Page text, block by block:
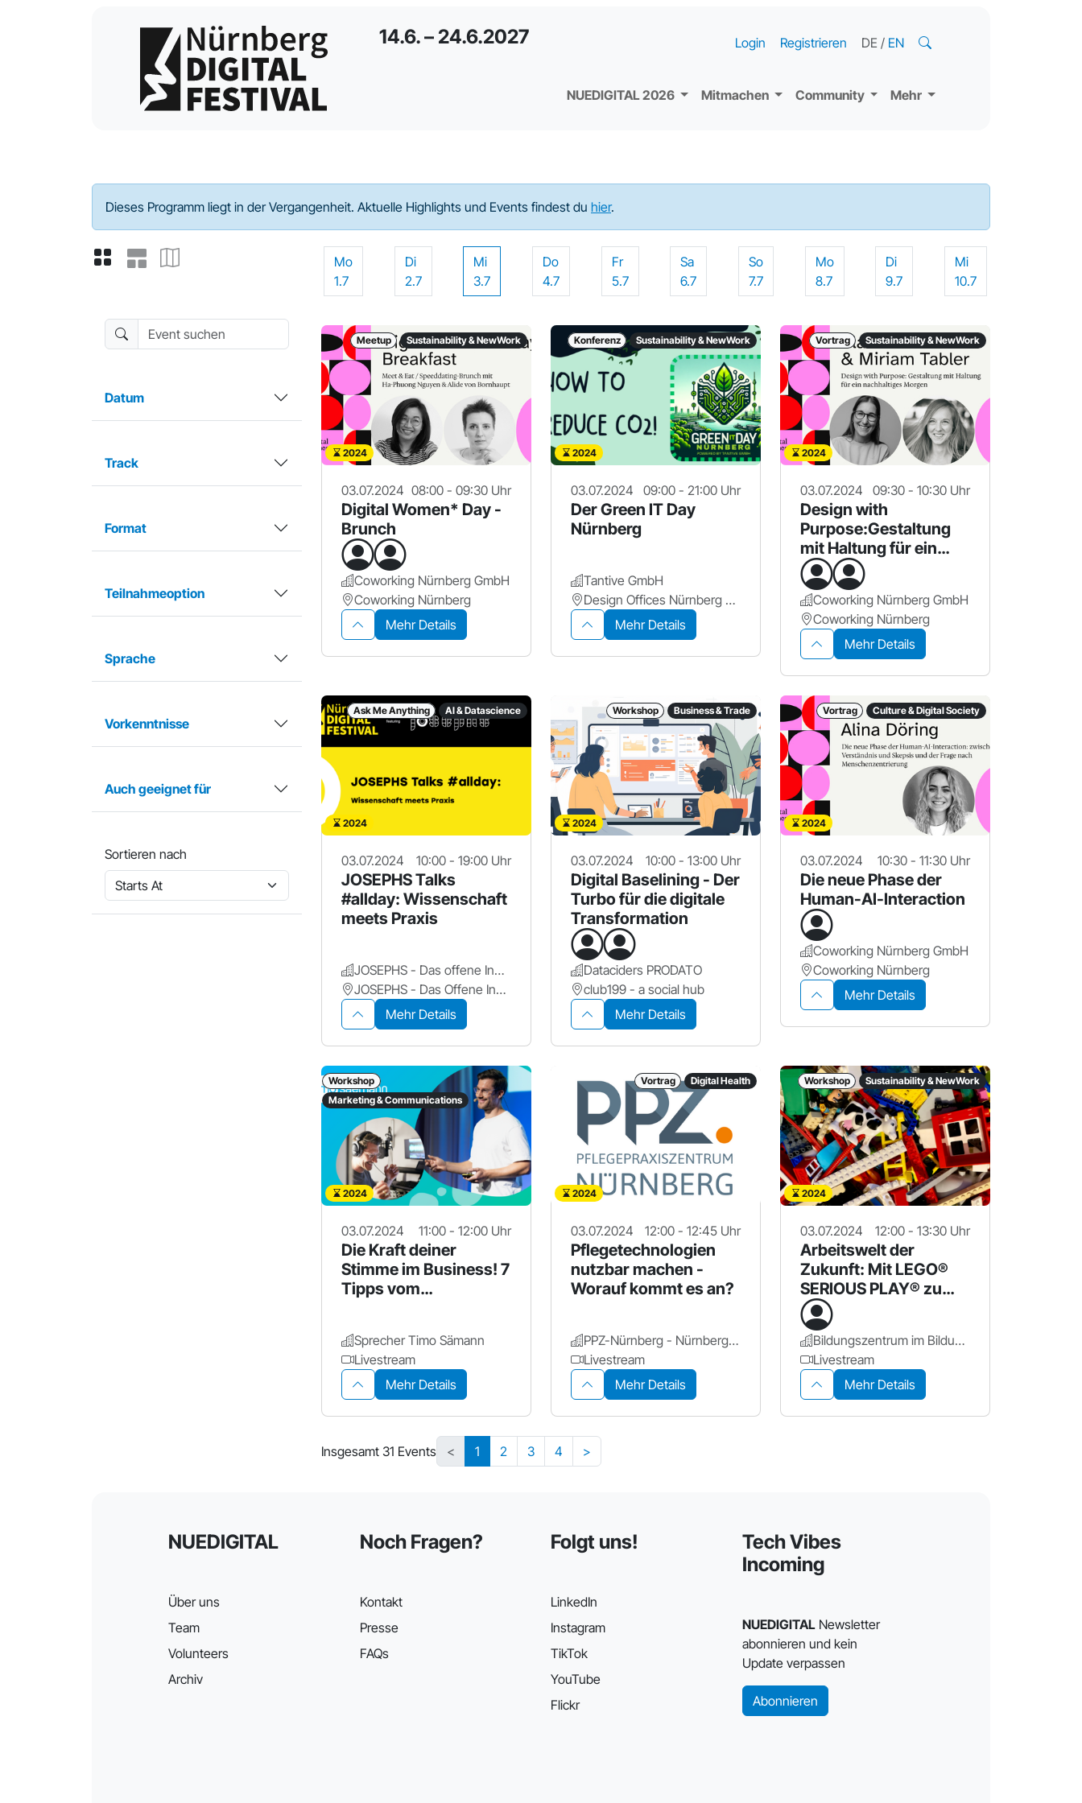
14.6. – 24.6.2027
NUEDIGITAL 2026 Mitmachen Community Mehr
Login Registrieren DE / EN
Programm - 2024
Dieses Programm liegt in der Vergangenheit. Aktuelle Highlights und Events findest du hier.
Event suchen
Datum
Track
Format
Teilnahmeoption
Sprache
Vorkenntnisse
Auch geeignet für
Sortieren nach
Mo
1.7
Di
2.7
Mi
3.7
Do
4.7
Fr
5.7
Sa
6.7
So
7.7
Mo
8.7
Di
9.7
Mi
10.7
Meetup Sustainability & NewWork
2024
03.07.2024 08:00 - 09:30 Uhr
Digital Women* Day -
Brunch
Coworking Nürnberg GmbH
Coworking Nürnberg
Mehr Details
Konferenz Sustainability & NewWork
2024
03.07.2024 09:00 - 21:00 Uhr
Der Green IT Day
Nürnberg
Tantive GmbH
Design Offices Nürnberg Hauptbahnhof
Mehr Details
Vortrag Sustainability & NewWork
2024
03.07.2024 09:30 - 10:30 Uhr
Design with
Purpose:Gestaltung
mit Haltung für ein
nachhaltiges Morgen
Coworking Nürnberg GmbH
Coworking Nürnberg
Mehr Details
Ask Me Anything AI & Datascience
2024
03.07.2024 10:00 - 19:00 Uhr
JOSEPHS Talks
#allday: Wissenschaft
meets Praxis
JOSEPHS - Das offene Innovationslabor
JOSEPHS - Das Offene Innovationslabor
Mehr Details
Workshop Business & Trade
2024
03.07.2024 10:00 - 13:00 Uhr
Digital Baselining - Der
Turbo für die digitale
Transformation
Dataciders PRODATO
club199 - a social hub
Mehr Details
Vortrag Culture & Digital Society
2024
03.07.2024 10:30 - 11:30 Uhr
Die neue Phase der
Human-AI-Interaction
Coworking Nürnberg GmbH
Coworking Nürnberg
Mehr Details
Workshop
Marketing & Communications
2024
03.07.2024 11:00 - 12:00 Uhr
Die Kraft deiner
Stimme im Business! 7
Tipps vom
Sprecher Timo Sämann
Livestream
Mehr Details
Vortrag Digital Health
2024
03.07.2024 12:00 - 12:45 Uhr
Pflegetechnologien
nutzbar machen -
Worauf kommt es an?
PPZ-Nürnberg - NürnbergStift
Livestream
Mehr Details
Workshop Sustainability & NewWork
2024
03.07.2024 12:00 - 13:30 Uhr
Arbeitswelt der
Zukunft: Mit LEGO®
SERIOUS PLAY® zu
neuen Perspektiven
Bildungszentrum im Bildungscampus Nürnberg
Livestream
Mehr Details
Insgesamt 31 Events < 1 2 3 4 >
NUEDIGITAL
Über uns
Team
Volunteers
Archiv
Noch Fragen?
Kontakt
Presse
FAQs
Folgt uns!
LinkedIn
Instagram
TikTok
YouTube
Flickr
Tech Vibes
Incoming
NUEDIGITALNewsletter
abonnieren und kein
Update verpassen
Abonnieren